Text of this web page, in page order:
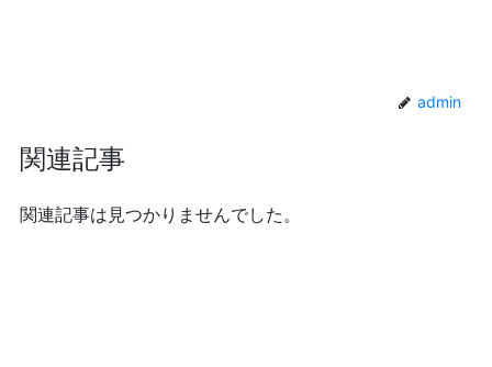
admin
関連記事
関連記事は見つかりませんでした。